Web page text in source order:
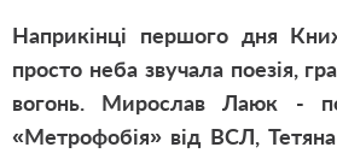
Наприкінці першого дня
просто неба звучала поезія,
вогонь. Мирослав Лаюк -
«Метрофобія» від ВСЛ,